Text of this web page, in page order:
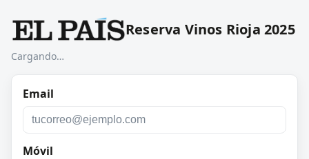
Reserva Vinos Rioja 2025
Cargando…
Email
Móvil